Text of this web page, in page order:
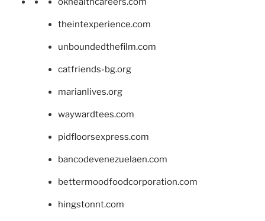
theintexperience.com
unboundedthefilm.com
catfriends-bg.org
marianlives.org
waywardtees.com
pidfloorsexpress.com
bancodevenezuelaen.com
bettermoodfoodcorporation.com
hingstonnt.com